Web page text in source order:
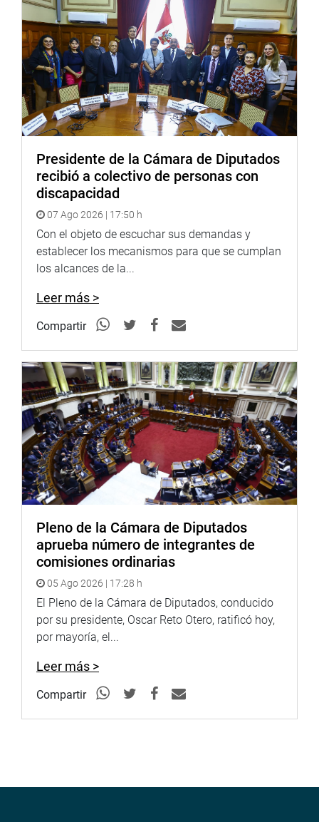
no tienen ningún beneficio en lo que respecta a
nombramiento de personal como sí lo ha tenido el
personal asistencial y otros sectores.
OFICINA DE COMUNICACIONES E IMAGEN
INSTITUCIONAL
Presidente de la Cámara de Diputados
recibió a colectivo de personas con
discapacidad
07 Ago 2026 | 17:50 h
Con el objeto de escuchar sus demandas y
establecer los mecanismos para que se cumplan
los alcances de la...
Leer más >
Compartir
Pleno de la Cámara de Diputados
aprueba número de integrantes de
comisiones ordinarias
05 Ago 2026 | 17:28 h
El Pleno de la Cámara de Diputados, conducido
por su presidente, Oscar Reto Otero, ratificó hoy,
por mayoría, el...
Leer más >
Compartir